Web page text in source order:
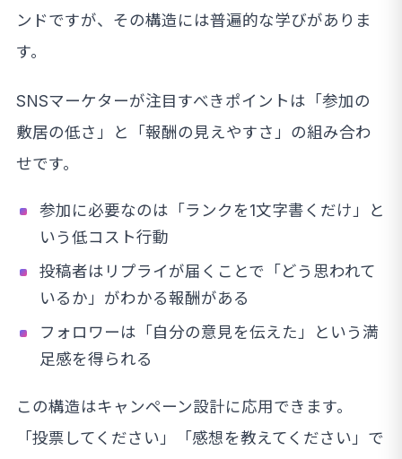
ンドですが、その構造には普遍的な学びがありま
す。
SNSマーケターが注目すべきポイントは「参加の
敷居の低さ」と「報酬の見えやすさ」の組み合わ
せです。
参加に必要なのは「ランクを1文字書くだけ」と
いう低コスト行動
投稿者はリプライが届くことで「どう思われて
いるか」がわかる報酬がある
フォロワーは「自分の意見を伝えた」という満
足感を得られる
この構造はキャンペーン設計に応用できます。
「投票してください」「感想を教えてください」で